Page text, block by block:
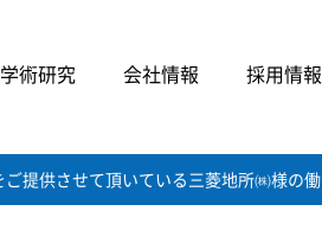
学術研究 会社情報 採用情報
提供させて頂いている三菱地所㈱様の